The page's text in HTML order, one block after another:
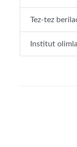
Tez-tez
Institut